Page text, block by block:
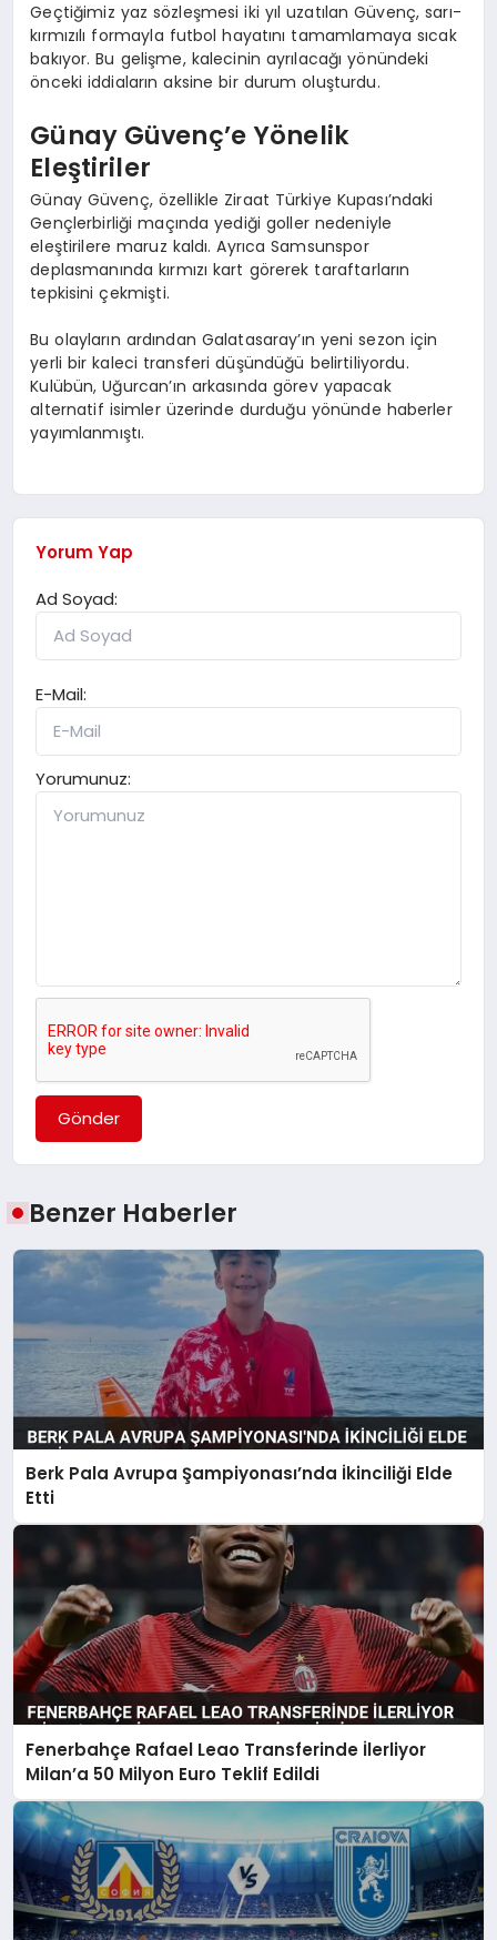
Geçtiğimiz yaz sözleşmesi iki yıl uzatılan Güvenç, sarı-
kırmızılı formayla futbol hayatını tamamlamaya sıcak
bakıyor. Bu gelişme, kalecinin ayrılacağı yönündeki
önceki iddiaların aksine bir durum oluşturdu.
Günay Güvenç’e Yönelik
Eleştiriler
Günay Güvenç, özellikle Ziraat Türkiye Kupası’ndaki
Gençlerbirliği maçında yediği goller nedeniyle
eleştirilere maruz kaldı. Ayrıca Samsunspor
deplasmanında kırmızı kart görerek taraftarların
tepkisini çekmişti.
Bu olayların ardından Galatasaray’ın yeni sezon için
yerli bir kaleci transferi düşündüğü belirtiliyordu.
Kulübün, Uğurcan’ın arkasında görev yapacak
alternatif isimler üzerinde durduğu yönünde haberler
yayımlanmıştı.
Yorum Yap
Ad Soyad:
E-Mail:
Yorumunuz:
Gönder
Benzer Haberler
Berk Pala Avrupa Şampiyonası’nda İkinciliği Elde
Etti
Fenerbahçe Rafael Leao Transferinde İlerliyor
Milan’a 50 Milyon Euro Teklif Edildi